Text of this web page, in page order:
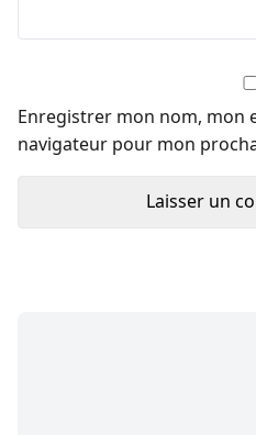
Enregistrer mon nom, mon
navigateur pour mon